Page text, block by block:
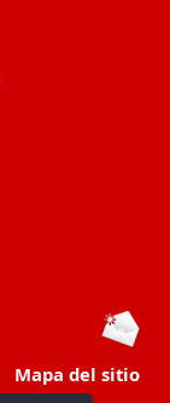
Mapa del sitio